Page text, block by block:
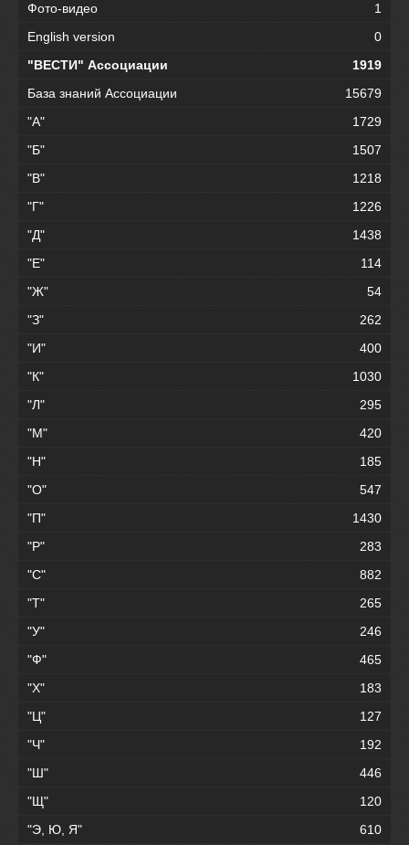
Фото-видео
1
English version
0
"ВЕСТИ" Ассоциации
1919
База знаний Ассоциации
15679
"А"
1729
"Б"
1507
"В"
1218
"Г"
1226
"Д"
1438
"Е"
114
"Ж"
54
"З"
262
"И"
400
"К"
1030
"Л"
295
"М"
420
"Н"
185
"О"
547
"П"
1430
"Р"
283
"С"
882
"Т"
265
"У"
246
"Ф"
465
"Х"
183
"Ц"
127
"Ч"
192
"Ш"
446
"Щ"
120
"Э, Ю, Я"
610